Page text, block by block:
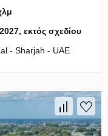
εκτός σχεδίου
- Sharjah - UAE